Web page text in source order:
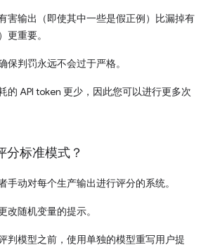
害输出（即使其中一些是假正例）比漏掉有
更重要。
保判罚永远不会过于严格。
的 API token 更少，因此您可以进行更多次
分标准模式？
手动对每个生产输出进行评分的系统。
改随机变量的提示。
判模型之前，使用单独的模型重写用户提